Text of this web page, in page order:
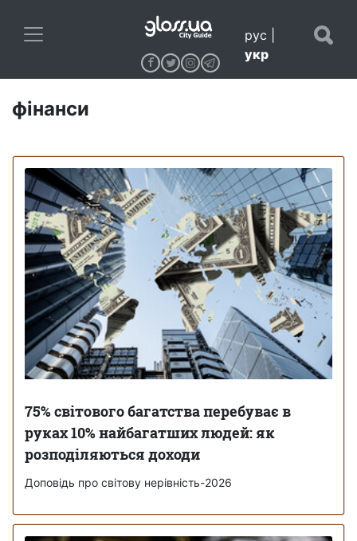
рус
укр
фінанси
75% світового багатства перебуває в
руках 10% найбагатших людей: як
розподіляються доходи
Доповідь про світову нерівність-2026